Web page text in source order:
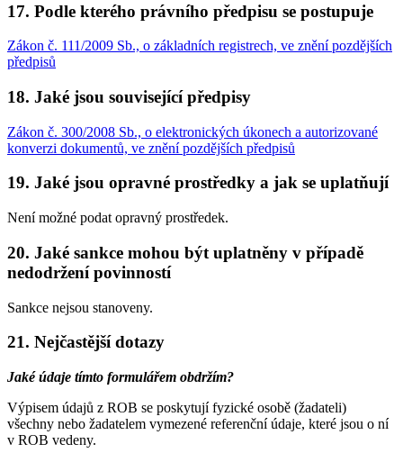
17. Podle kterého právního předpisu se postupuje
Zákon č. 111/2009 Sb., o základních registrech, ve znění pozdějších
předpisů
18. Jaké jsou související předpisy
Zákon č. 300/2008 Sb., o elektronických úkonech a autorizované
konverzi dokumentů, ve znění pozdějších předpisů
19. Jaké jsou opravné prostředky a jak se uplatňují
Není možné podat opravný prostředek.
20. Jaké sankce mohou být uplatněny v případě
nedodržení povinností
Sankce nejsou stanoveny.
21. Nejčastější dotazy
Jaké údaje tímto formulářem obdržím?
Výpisem údajů z ROB se poskytují fyzické osobě (žadateli)
všechny nebo žadatelem vymezené referenční údaje, které jsou o ní
v ROB vedeny.